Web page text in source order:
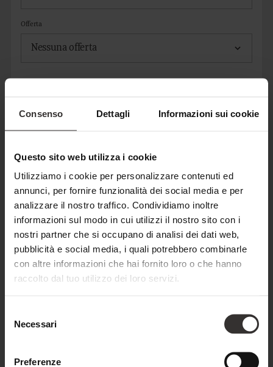
Consenso Dettagli Informazioni sui cookie
Questo sito web utilizza i cookie
Utilizziamo i cookie per personalizzare contenuti ed
annunci, per fornire funzionalità dei social media e per
analizzare il nostro traffico. Condividiamo inoltre
informazioni sul modo in cui utilizzi il nostro sito con i
nostri partner che si occupano di analisi dei dati web,
pubblicità e social media, i quali potrebbero combinarle
con altre informazioni che hai fornito loro o che hanno
raccolto dal tuo utilizzo dei loro servizi.
delNecessari
Preferenze
Offerta
Titolo*
Nome*